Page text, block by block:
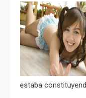
estaba